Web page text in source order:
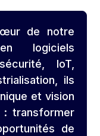
de notre
logiciels
IoT,
ils
et vision
: transformer
de